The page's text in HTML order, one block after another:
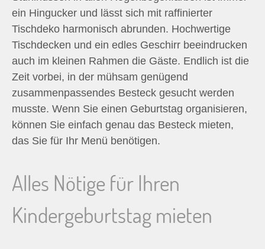
ein Hingucker und lässt sich mit raffinierter
Tischdeko harmonisch abrunden. Hochwertige
Tischdecken und ein edles Geschirr beeindrucken
auch im kleinen Rahmen die Gäste. Endlich ist die
Zeit vorbei, in der mühsam genügend
zusammenpassendes Besteck gesucht werden
musste. Wenn Sie einen Geburtstag organisieren,
können Sie einfach genau das Besteck mieten,
das Sie für Ihr Menü benötigen.
Alles Nötige für Ihren
Kindergeburtstag mieten